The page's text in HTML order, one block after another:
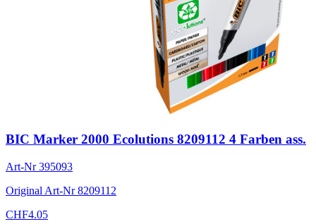
BIC Marker 2000 Ecolutions 8209112 4 Farben ass.
Art-Nr395093
Original Art-Nr8209112
CHF4.05